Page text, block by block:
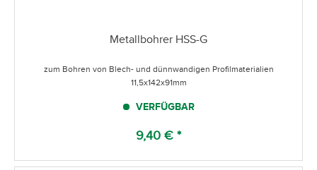
Metallbohrer HSS-G
zum Bohren von Blech- und dünnwandigen Profilmaterialien
11,5x142x91mm
VERFÜGBAR
9,40 € *